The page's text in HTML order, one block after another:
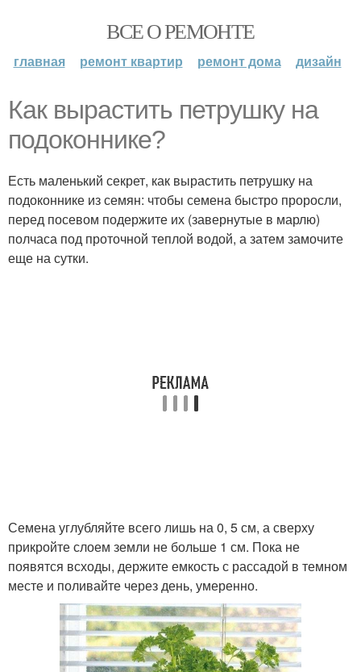
ВСЕ О РЕМОНТЕ
главная ремонт квартир ремонт дома дизайн
Как вырастить петрушку на
подоконнике?
Есть маленький секрет, как вырастить петрушку на
подоконнике из семян: чтобы семена быстро проросли,
перед посевом подержите их (завернутые в марлю)
полчаса под проточной теплой водой, а затем замочите
еще на сутки.
Семена углубляйте всего лишь на 0, 5 см, а сверху
прикройте слоем земли не больше 1 см. Пока не
появятся всходы, держите емкость с рассадой в темном
месте и поливайте через день, умеренно.